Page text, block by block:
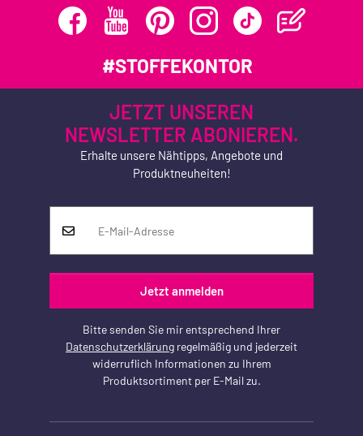
#STOFFEKONTOR
JETZT UNSEREN
NEWSLETTER ABONIEREN.
Erhalte unsere Nähtipps, Angebote und
Produktneuheiten!
Jetzt anmelden
Bitte senden Sie mir entsprechend Ihrer
Datenschutzerklärung regelmäßig und jederzeit
widerruflich Informationen zu Ihrem
Produktsortiment per E-Mail zu.